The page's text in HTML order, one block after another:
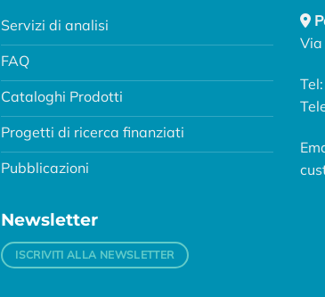
Servizi di analisi
FAQ
Cataloghi Prodotti
Progetti di ricerca finanziati
Pubblicazioni
Newsletter
ISCRIVITI ALLA NEWSLETTER
Tel: